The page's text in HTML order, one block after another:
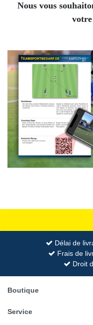
Nous vous
Délai de
Frais de
Droit
Boutique
Service